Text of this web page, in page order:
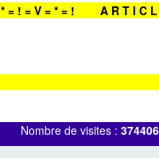
* = ! = V = * = ! A R T I C
Nombre de visites : 374406